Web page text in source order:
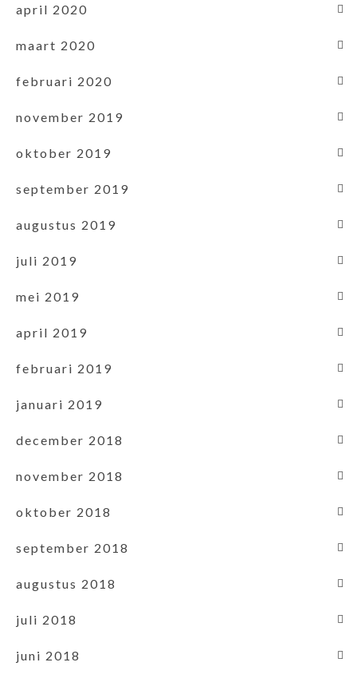
april 2020
maart 2020
februari 2020
november 2019
oktober 2019
september 2019
augustus 2019
juli 2019
mei 2019
april 2019
februari 2019
januari 2019
december 2018
november 2018
oktober 2018
september 2018
augustus 2018
juli 2018
juni 2018